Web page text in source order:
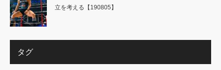
立を考える【190805】
タグ